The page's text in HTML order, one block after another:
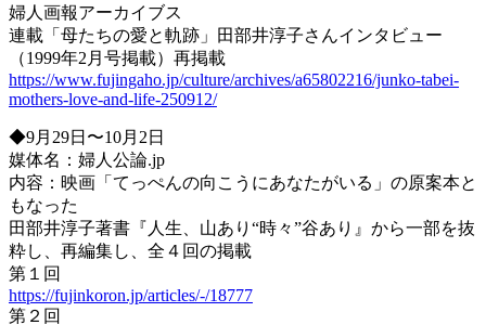
婦人画報アーカイブス
連載「母たちの愛と軌跡」田部井淳子さんインタビュー
（1999年2月号掲載）再掲載
https://www.fujingaho.jp/culture/archives/a65802216/junko-tabei-
mothers-love-and-life-250912/
◆9月29日〜10月2日
媒体名：婦人公論.jp
内容：映画「てっぺんの向こうにあなたがいる」の原案本と
もなった
田部井淳子著書『人生、山あり“時々”谷あり』から一部を抜
粋し、再編集し、全４回の掲載
第１回
https://fujinkoron.jp/articles/-/18777
第２回